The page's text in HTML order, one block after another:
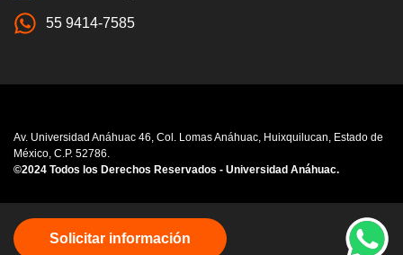
55 9414-7585
Av. Universidad Anáhuac 46, Col. Lomas Anáhuac, Huixquilucan, Estado de
México, C.P. 52786.
©2024 Todos los Derechos Reservados - Universidad Anáhuac.
Consulta nuestroAviso de Privacidad
Solicitar información